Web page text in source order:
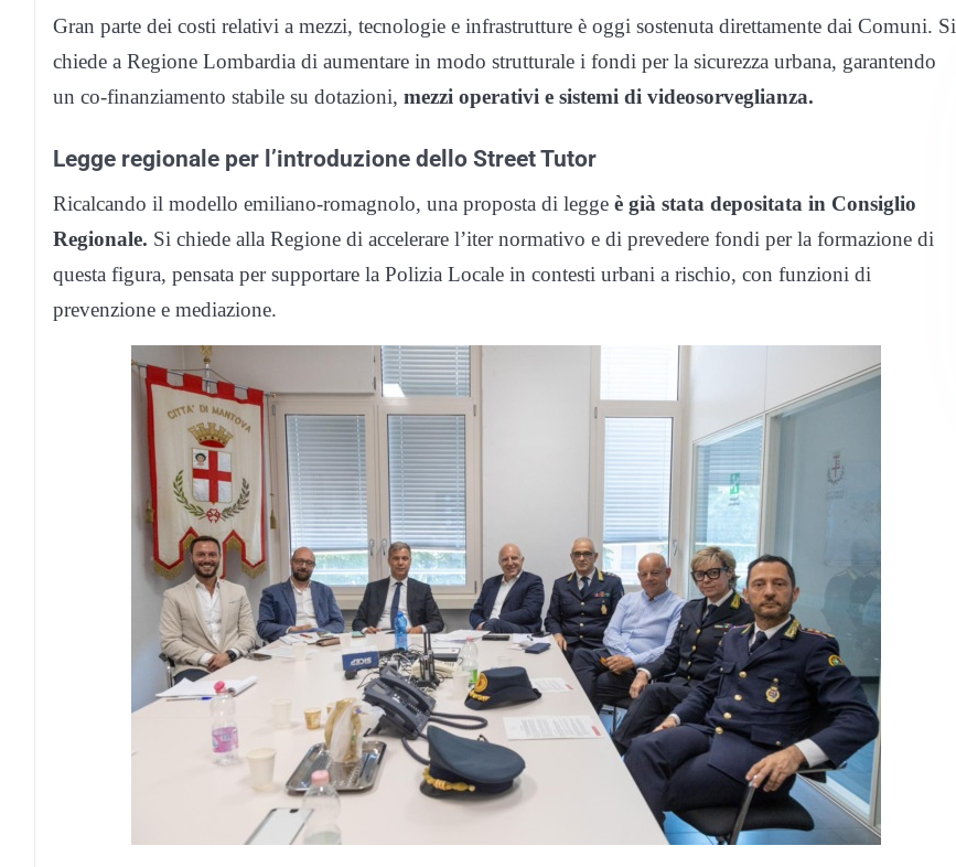
Gran parte dei costi relativi a mezzi, tecnologie e infrastrutture è oggi sostenuta direttamente dai Comuni. Si
chiede a Regione Lombardia di aumentare in modo strutturale i fondi per la sicurezza urbana, garantendo
un co-finanziamento stabile su dotazioni, mezzi operativi e sistemi di videosorveglianza.
Legge regionale per l’introduzione dello Street Tutor
Ricalcando il modello emiliano-romagnolo, una proposta di legge è già stata depositata in Consiglio
Regionale. Si chiede alla Regione di accelerare l’iter normativo e di prevedere fondi per la formazione di
questa figura, pensata per supportare la Polizia Locale in contesti urbani a rischio, con funzioni di
prevenzione e mediazione.